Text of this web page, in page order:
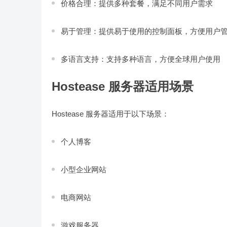
价格合理：提供多种套餐，满足不同用户需求
易于管理：提供易于使用的控制面板，方便用户
多语言支持：支持多种语言，方便全球用户使用
Hostease 服务器适用场景
Hostease 服务器适用于以下场景：
个人博客
小型企业网站
电商网站
游戏服务器